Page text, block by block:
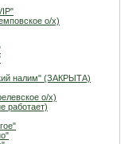
о/х)
налим" (ЗАКРЫТА)
о/х)
работает)